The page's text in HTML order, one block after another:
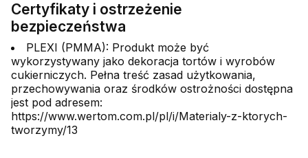
Certyfikaty i ostrzeżenie
bezpieczeństwa
PLEXI (PMMA): Produkt może być
wykorzystywany jako dekoracja tortów i wyrobów
cukierniczych. Pełna treść zasad użytkowania,
przechowywania oraz środków ostrożności dostępna
jest pod adresem:
https://www.wertom.com.pl/pl/i/Materialy-z-ktorych-
tworzymy/13